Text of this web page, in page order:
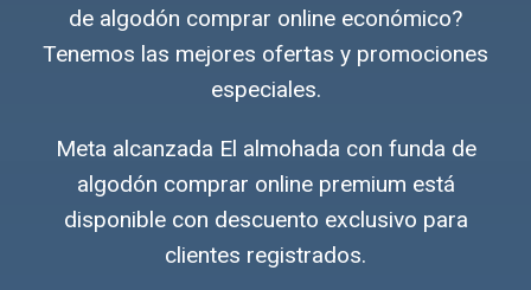
de algodón comprar online económico?
Tenemos las mejores ofertas y promociones
especiales.
Meta alcanzada El almohada con funda de
algodón comprar online premium está
disponible con descuento exclusivo para
clientes registrados.